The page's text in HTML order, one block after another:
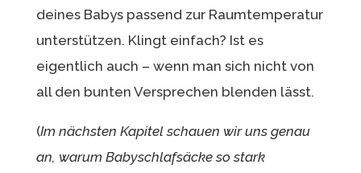
deines Babys passend zur Raumtemperatur
unterstützen. Klingt einfach? Ist es
eigentlich auch – wenn man sich nicht von
all den bunten Versprechen blenden lässt.
(Im nächsten Kapitel schauen wir uns genau
an, warum Babyschlafsäcke so stark